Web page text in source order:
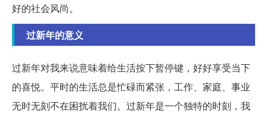
好的社会风尚。
过新年的意义
过新年对我来说意味着给生活按下暂停键，好好享受当下
的喜悦。平时的生活总是忙碌而紧张，工作、家庭、事业
无时无刻不在困扰着我们。过新年是一个独特的时刻，我